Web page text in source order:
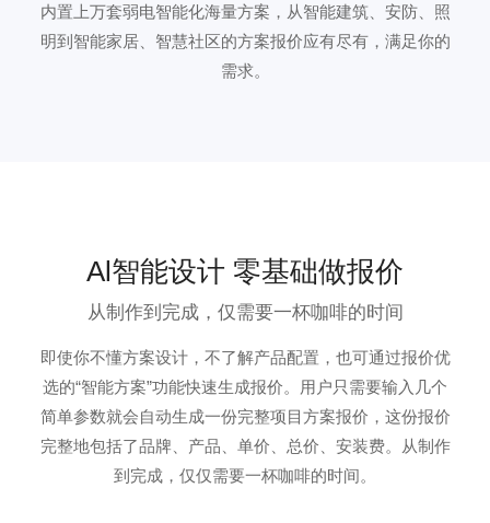
内置上万套弱电智能化海量方案，从智能建筑、安防、照
明到智能家居、智慧社区的方案报价应有尽有，满足你的
需求。
Al智能设计 零基础做报价
从制作到完成，仅需要一杯咖啡的时间
即使你不懂方案设计，不了解产品配置，也可通过报价优
选的“智能方案”功能快速生成报价。用户只需要输入几个
简单参数就会自动生成一份完整项目方案报价，这份报价
完整地包括了品牌、产品、单价、总价、安装费。从制作
到完成，仅仅需要一杯咖啡的时间。